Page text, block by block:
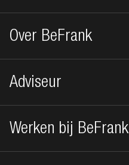
Over BeFrank
Adviseur
Werken bij BeFrank